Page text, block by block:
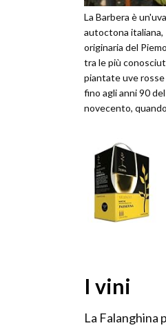
La Barbera è un'uva
autoctona italiana,
originaria del
tra le più
piantate uve
fino agli anni 90 del
novecento, quando
I vini
La Falanghina